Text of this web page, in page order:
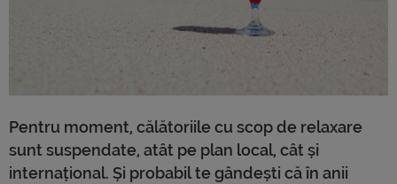
Pentru moment, călătoriile cu scop de relaxare
sunt suspendate, atât pe plan local, cât și
internațional. Și probabil te gândești că în anii